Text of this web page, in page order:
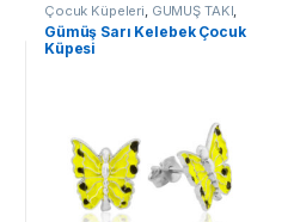
Çocuk Küpeleri GÜMÜŞ TAKI
Küpe
Gümüş Sarı Kelebek Çocuk
Küpesi